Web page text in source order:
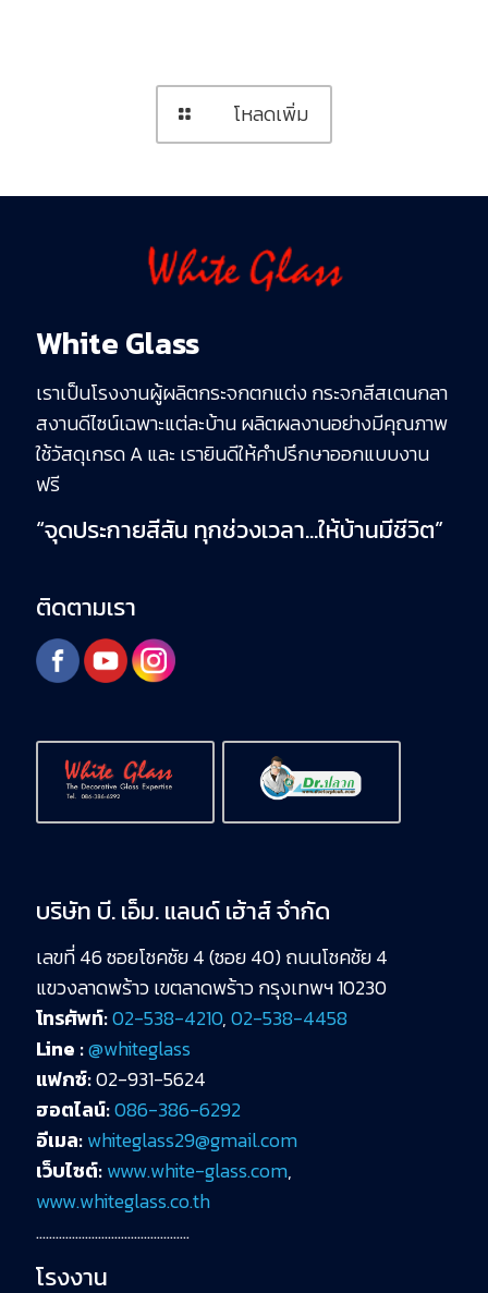
โหลดเพิ่ม
White Glass
เราเป็นโรงงานผู้ผลิตกระจกตกแต่ง กระจกสีสเตนกลา
สงานดีไซน์เฉพาะแต่ละบ้าน ผลิตผลงานอย่างมีคุณภาพ
ใช้วัสดุเกรด A และ เรายินดีให้คำปรึกษาออกแบบงาน
ฟรี
“จุดประกายสีสัน ทุกช่วงเวลา…ให้บ้านมีชีวิต”
ติดตามเรา
บริษัท บี. เอ็ม. แลนด์ เฮ้าส์ จำกัด
เลขที่ 46 ซอยโชคชัย 4 (ซอย 40) ถนนโชคชัย 4
แขวงลาดพร้าว เขตลาดพร้าว กรุงเทพฯ 10230
โทรศัพท์:02-538-4210,02-538-4458
Line :@whiteglass
แฟกซ์:02-931-5624
ฮอตไลน์:086-386-6292
อีเมล:whiteglass29@gmail.com
เว็บไซต์:www.white-glass.com,
www.whiteglass.co.th
………………………………………..
โรงงาน